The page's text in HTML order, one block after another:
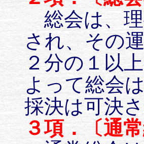
総会は、理
され、その
２分の１以
よって総会
採決は可決
３項．〔通常